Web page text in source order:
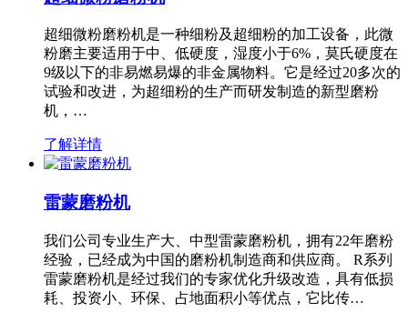
超细微粉磨粉机是一种细粉及超细粉的加工设备，此微
粉磨主要适用于中、低硬度，湿度小于6%，莫氏硬度在
9级以下的非易燃易爆的非金属物料。它是经过20多次的
试验和改进，为超细粉的生产而研发制造的新型磨粉
机，…
了解详情
雷蒙磨粉机
我们公司专业生产大、中型雷蒙磨粉机，拥有22年磨粉
经验，已经成为中国的磨粉机制造商和供应商。 R系列
雷蒙磨粉机是经过我们的专家优化升级改造，具有低损
耗、投资小、环保、占地面积小等优点，它比传…